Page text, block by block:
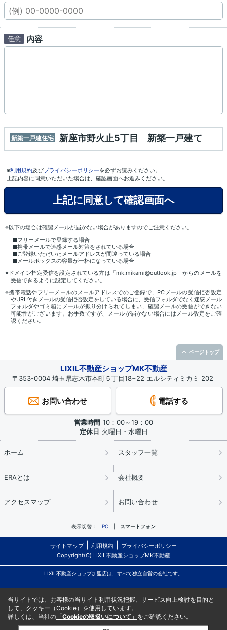
内容
新築一戸建住宅 新座市野火止5丁目 新築一戸建て
※利用規約及びプライバシーポリシーを必ずお読みください。
上記内容に同意いただいた場合は、確認画面へお進みください。
※以下の場合は確認メールが届かない場合がありますのでご注意ください。
■フリーメールで登録する場合
■携帯メールで迷惑メール対策をされている場合
■ご登録いただいたメールアドレスが間違っている場合
■メールボックスの容量が一杯になっている場合
※ドメイン指定受信を設定されている方は「mk.mikami@outlook.jp」からのメールを
受信できるように設定してください。
※携帯電話やフリーメールのメールアドレスでのご登録で、PCメールの受信拒否設定
やURL付きメールの受信拒否設定をしている場合に、受信フォルダでなく迷惑メール
フォルダやゴミ箱にメールが振り分けられてしまい、確認メールの受信ができない
可能性がございます。お手数ですが、メールが届かない場合にはメール設定をご確
認ください。
LIXIL不動産ショップMK不動産
〒353-0004 埼玉県志木市本町５丁目18−22 エルシティミカミ 202
お問い合わせ 電話する
営業時間 10：00～19：00
定休日 火曜日・水曜日
ホーム スタッフ一覧
ERAとは 会社概要
アクセスマップ お問い合わせ
表示切替： PC スマートフォン
サイトマップ 利用規約
プライバシーポリシー
Copyright(C) LIXIL不動産ショップMK不動産
LIXIL不動産ショップ加盟店は、すべて独立自営の会社です。
ページトップ
当サイトでは、お客様の当サイト利用状況把握、サービス向上検討を目的と
して、クッキー（Cookie）を使用しています。
詳しくは、当社の 「Cookieの取扱いについて」 をご確認ください。